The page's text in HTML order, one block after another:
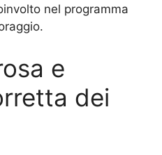
nel programma
e
dei